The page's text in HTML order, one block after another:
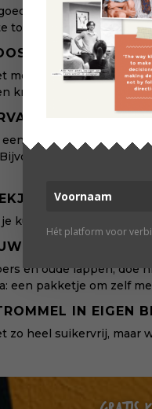
voor het milieu:
toiletrol en de
mooie dingen uit de
knutselen.
duur abonnement
een
kunt er een boekje
en oude lappen, doe
een pakketje om zelf
IN EIGEN
zo heel suikervrij, maar
Hét platform voor